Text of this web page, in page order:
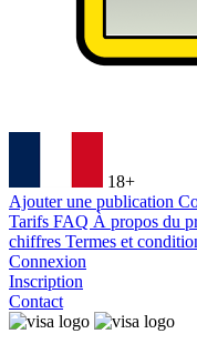
18+
Ajouter une publication
Tarifs FAQ À propos du
chiffres Termes et
Connexion
Inscription
Contact